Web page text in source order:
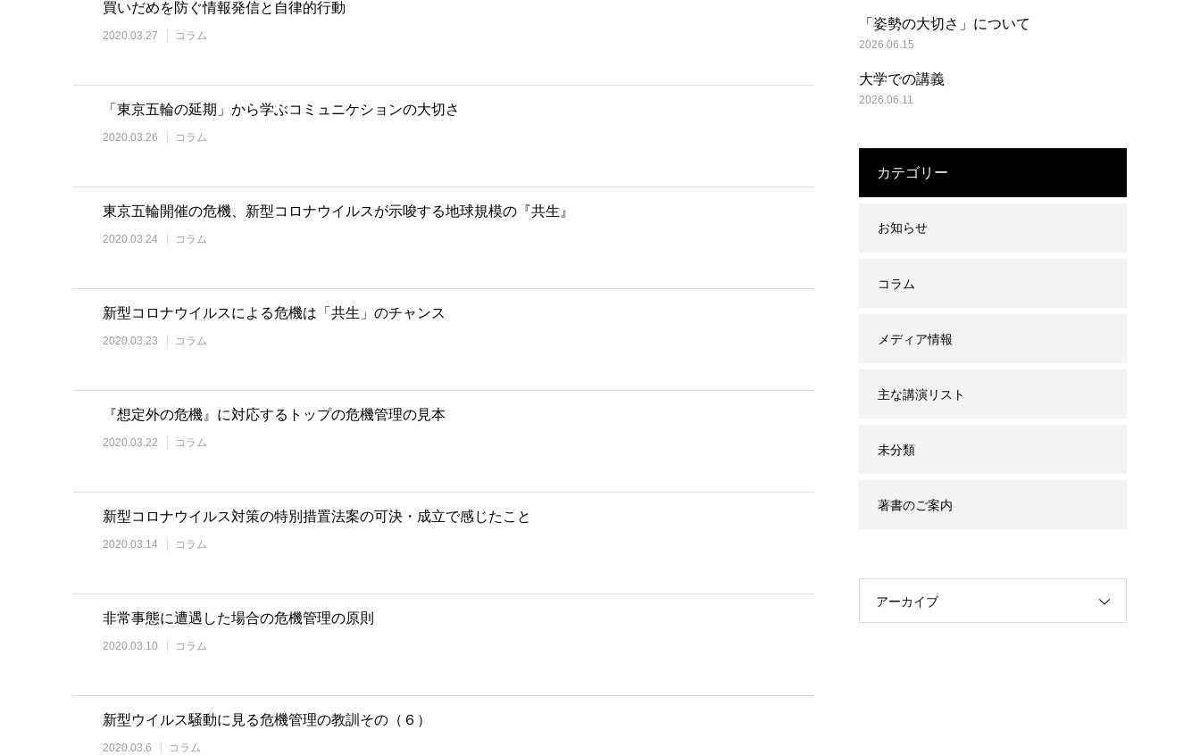
買いだめを防ぐ情報発信と自律的行動
2020.03.27 コラム
「東京五輪の延期」から学ぶコミュニケションの大切さ
2020.03.26 コラム
東京五輪開催の危機、新型コロナウイルスが示唆する地球規模の『共生』
2020.03.24 コラム
新型コロナウイルスによる危機は「共生」のチャンス
2020.03.23 コラム
『想定外の危機』に対応するトップの危機管理の見本
2020.03.22 コラム
新型コロナウイルス対策の特別措置法案の可決・成立で感じたこと
2020.03.14 コラム
非常事態に遭遇した場合の危機管理の原則
2020.03.10 コラム
新型ウイルス騒動に見る危機管理の教訓その（６）
2020.03.6 コラム
「姿勢の大切さ」について
2026.06.15
大学での講義
2026.06.11
カテゴリー
お知らせ
コラム
メディア情報
主な講演リスト
未分類
著書のご案内
アーカイブ